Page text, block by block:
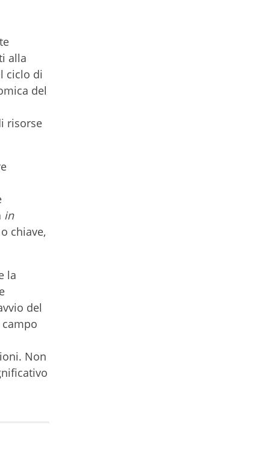
alla
ciclo di
del
risorse
in
chiave,
la
del
Non